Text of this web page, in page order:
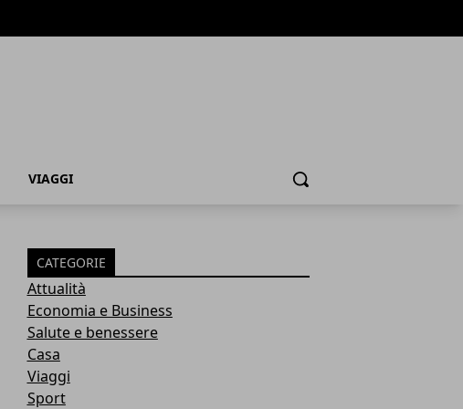
VIAGGI Cerca
CATEGORIE
Attualità
Economia e Business
Salute e benessere
Casa
Viaggi
Sport